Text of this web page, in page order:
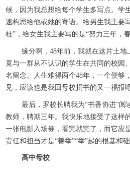
候，因为我总想给每个学生多写点。学
速构思给他或她的寄语。给男生我主要
桂”，给女生我主要写的是“努力三年，
缘分啊，48年前，我就在这片土
竟与一群从不认识的学生在共同的校园
名留念。人生难得两个48年，一个便够
见，应该也是我回母校捐书的又一福报吧
最后，罗校长聘我为“书香协进”阅
教师，聘期三年。我快乐地接受了这样
一张电影入场券，看完就完了，而它应
责任和担当才是“善举”“举”起的根基和础
高中母校